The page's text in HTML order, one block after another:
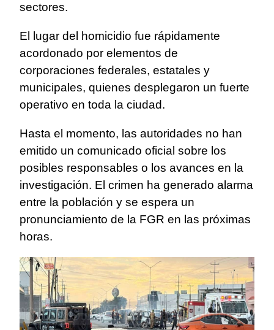
sectores.
El lugar del homicidio fue rápidamente
acordonado por elementos de
corporaciones federales, estatales y
municipales, quienes desplegaron un fuerte
operativo en toda la ciudad.
Hasta el momento, las autoridades no han
emitido un comunicado oficial sobre los
posibles responsables o los avances en la
investigación. El crimen ha generado alarma
entre la población y se espera un
pronunciamiento de la FGR en las próximas
horas.